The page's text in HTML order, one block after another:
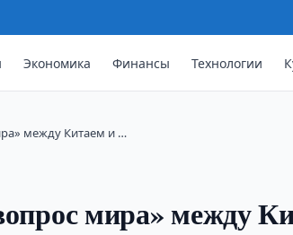
Экономика Финансы Технологии
между Китаем и …
мира» между